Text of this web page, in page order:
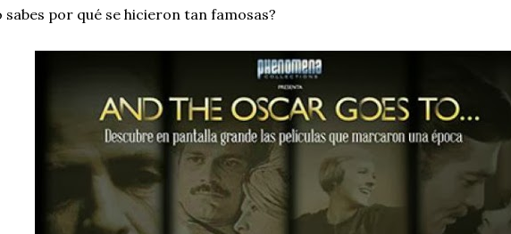
sabes por qué se hicieron tan famosas?